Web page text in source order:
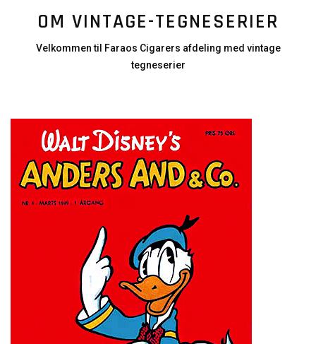
OM VINTAGE-TEGNESERIER
Velkommen til Faraos Cigarers afdeling med vintage
tegneserier